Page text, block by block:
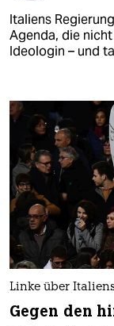
Italiens
Agenda, die
Ideologin – und
Linke über
Gegen den